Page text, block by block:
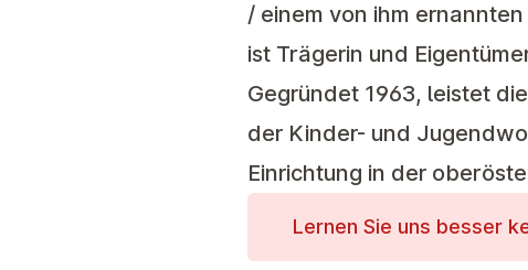
/ einem von ihm
ist Trägerin und
Gegründet 1963, leistet
der Kinder- und
Einrichtung in der
Lernen Sie uns besser